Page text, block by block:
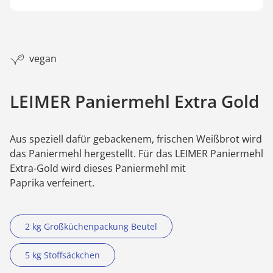
vegan
LEIMER Paniermehl Extra Gold
Aus speziell dafür gebackenem, frischen Weißbrot wird
das Paniermehl hergestellt. Für das LEIMER Paniermehl
Extra-Gold wird dieses Paniermehl mit
Paprika verfeinert.
2 kg Großküchenpackung Beutel
5 kg Stoffsäckchen